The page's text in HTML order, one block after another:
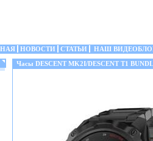
НОВОСТИ СТАТЬИ
НАШ
Часы DESCENT MK2I/DESCENT T1